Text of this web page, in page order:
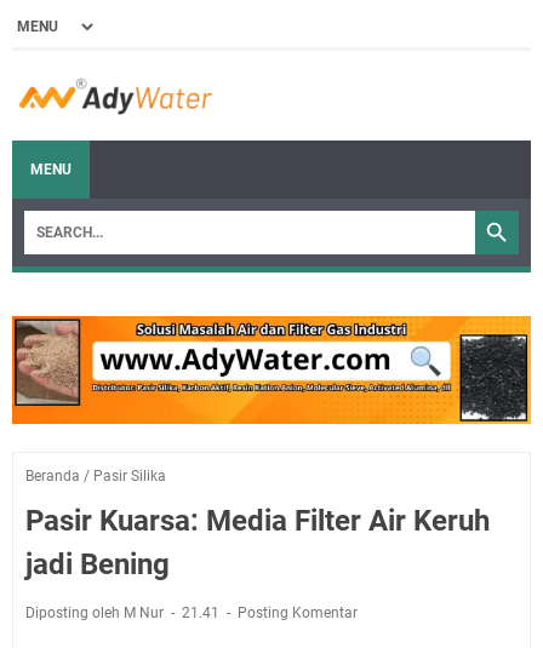
MENU
Beranda / Pasir Silika
Pasir Kuarsa: Media Filter Air Keruh
jadi Bening
Diposting oleh M Nur 21.41 Posting Komentar